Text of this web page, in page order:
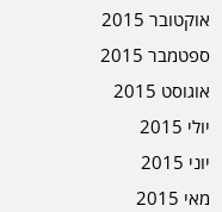
אוקטובר 2015
ספטמבר 2015
אוגוסט 2015
יולי 2015
יוני 2015
מאי 2015